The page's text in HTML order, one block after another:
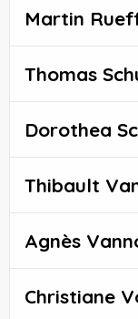
Martin
Thomas
Dorothea
Thibault
Agnès
Christiane